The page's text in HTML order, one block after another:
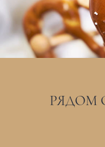
РЯДОМ